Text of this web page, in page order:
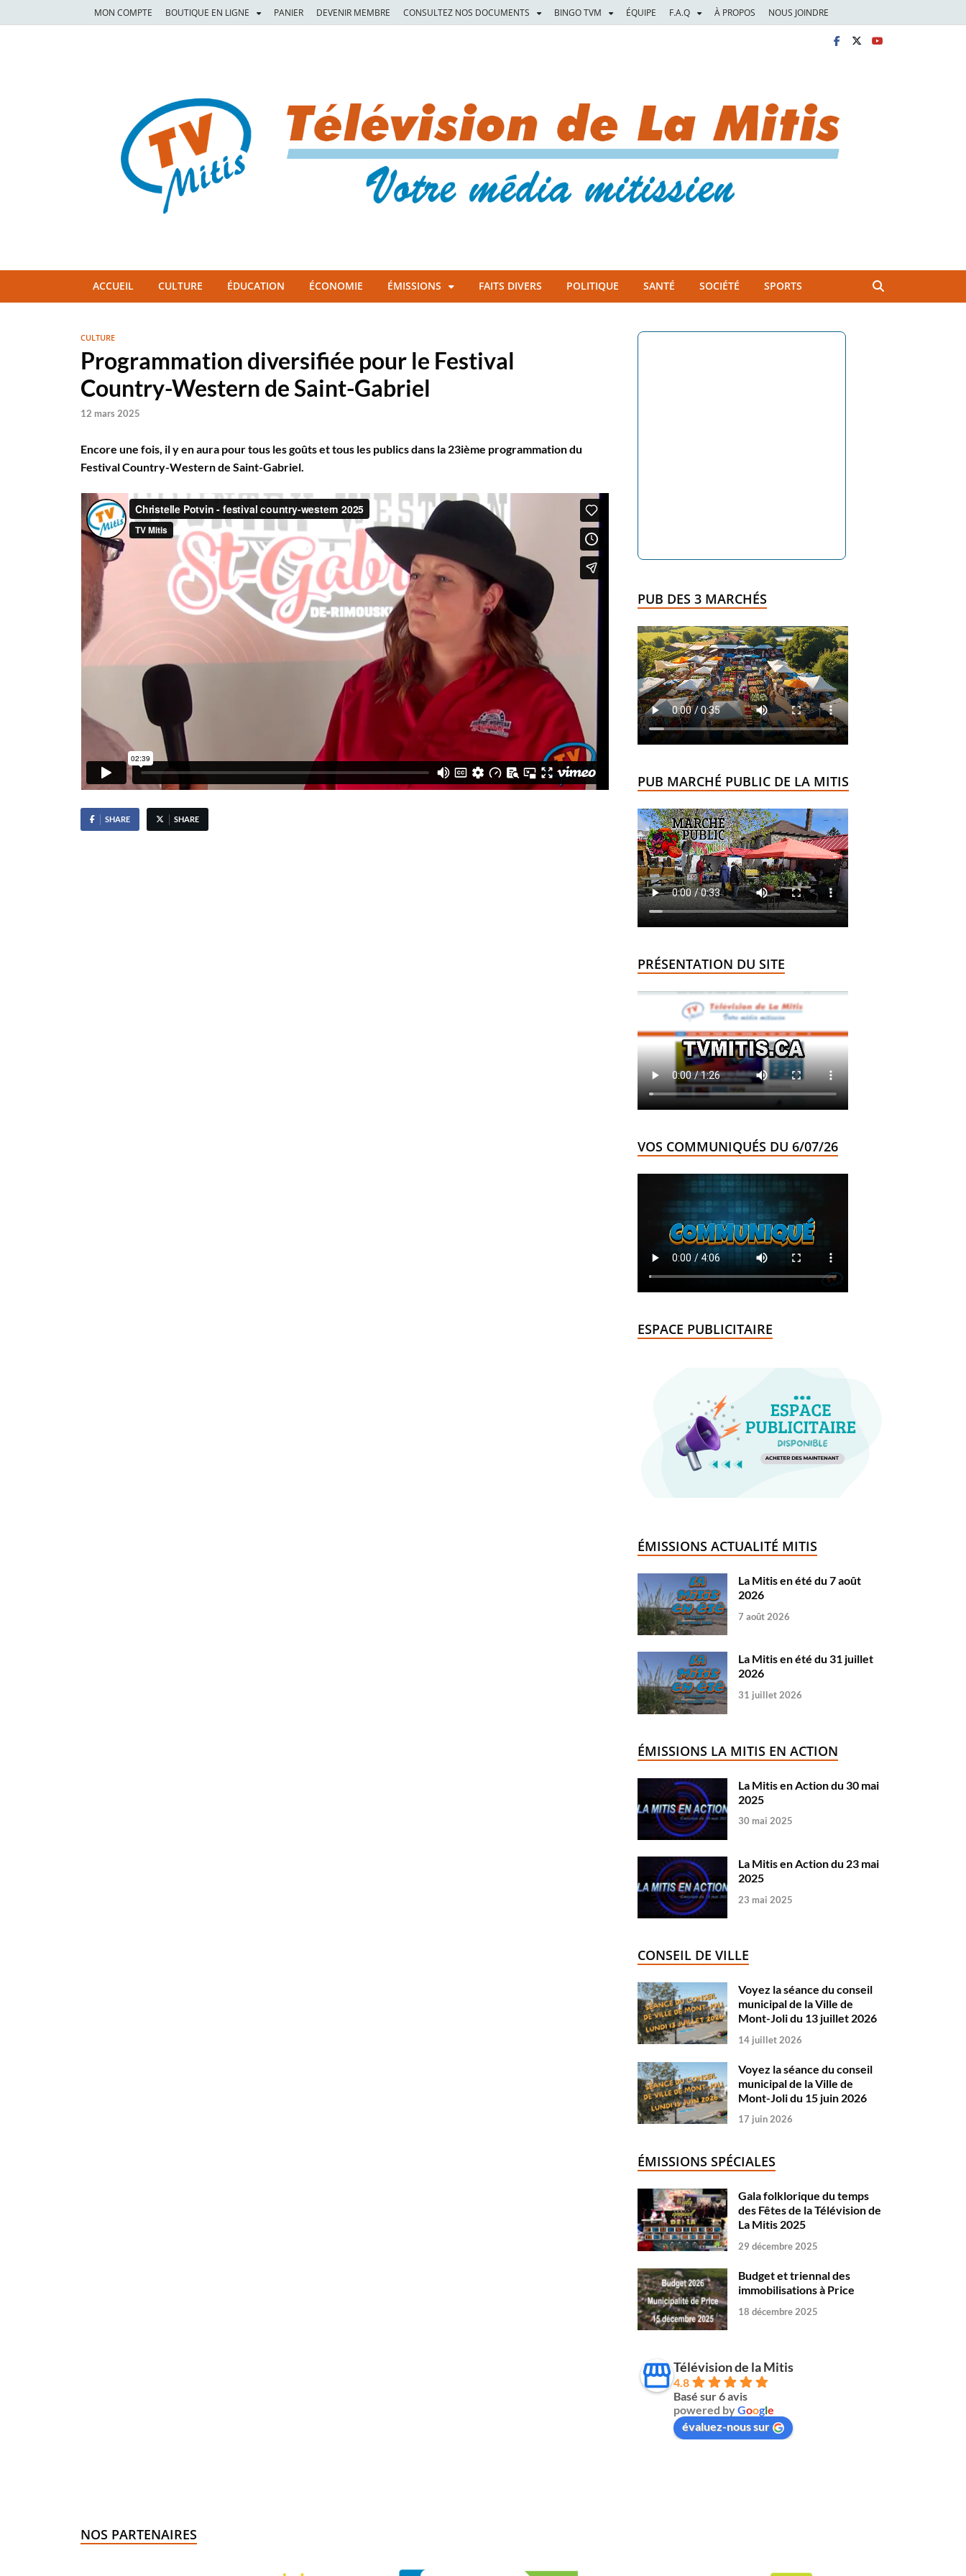
MON COMPTE BOUTIQUE EN LIGNE PANIER DEVENIR MEMBRE CONSULTEZ NOS DOCUMENTS BINGO TVM ÉQUIPE F.A.Q À PROPOS NOUS JOINDRE
TVM
ACCUEIL CULTURE ÉDUCATION ÉCONOMIE ÉMISSIONS FAITS DIVERS POLITIQUE SANTÉ SOCIÉTÉ SPORTS
CULTURE
Programmation diversifiée pour le Festival
Country-Western de Saint-Gabriel
12 mars 2025
Encore une fois, il y en aura pour tous les goûts et tous les publics dans la 23ième programmation du
Festival Country-Western de Saint-Gabriel.
SHARE SHARE
PUB DES 3 MARCHÉS
PUB MARCHÉ PUBLIC DE LA MITIS
PRÉSENTATION DU SITE
VOS COMMUNIQUÉS DU 6/07/26
ESPACE PUBLICITAIRE
ÉMISSIONS ACTUALITÉ MITIS
La Mitis en été du 7 août
2026
7 août 2026
La Mitis en été du 31 juillet
2026
31 juillet 2026
ÉMISSIONS LA MITIS EN ACTION
La Mitis en Action du 30 mai
2025
30 mai 2025
La Mitis en Action du 23 mai
2025
23 mai 2025
CONSEIL DE VILLE
Voyez la séance du conseil
municipal de la Ville de
Mont-Joli du 13 juillet 2026
14 juillet 2026
Voyez la séance du conseil
municipal de la Ville de
Mont-Joli du 15 juin 2026
17 juin 2026
ÉMISSIONS SPÉCIALES
Gala folklorique du temps
des Fêtes de la Télévision de
La Mitis 2025
29 décembre 2025
Budget et triennal des
immobilisations à Price
18 décembre 2025
Télévision de la Mitis
4.8
Basé sur 6 avis
powered byGoogle
évaluez-nous sur
NOS PARTENAIRES